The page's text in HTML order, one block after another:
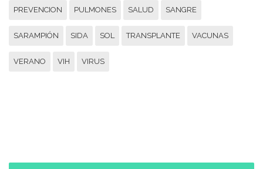
PREVENCION PULMONES SALUD SANGRE
SARAMPIÓN SIDA SOL TRANSPLANTE VACUNAS
VERANO VIH VIRUS